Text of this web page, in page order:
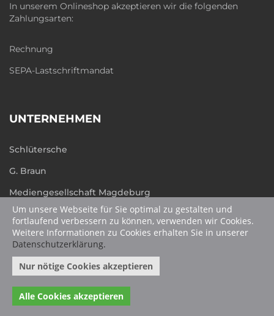
In unserem Onlineshop akzeptieren wir die folgenden
Zahlungsarten:
Rechnung
SEPA-Lastschriftmandat
UNTERNEHMEN
Schlütersche
G. Braun
Mediengesellschaft Magdeburg
humboldt.de
©2026 Schlütersche Fachmedien GmbH
Um unsere Webseite für Sie optimal zu gestalten und
fortlaufend verbessern zu können, verwenden wir Cookies.
Weitere Informationen zu Cookies erhalten Sie in unserer
Datenschutzerklärung.
Nur nötige Cookies akzeptieren
Alle Cookies akzeptieren